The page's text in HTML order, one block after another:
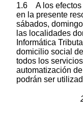
1.6 A los efectos
en la presente
sábados,
las localidades
Informática
domicilio social
todos los
automatización
podrán ser